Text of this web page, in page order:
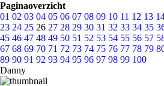
Paginaoverzicht
01 02 03 04 05 06 07 08 09 10 11 12 13
23 24 25 26 27 28 29 30 31 32 33 34 35
45 46 47 48 49 50 51 52 53 54 55 56 57
67 68 69 70 71 72 73 74 75 76 77 78 79
89 90 91 92 93 94 95 96 97 98 99 100
Danny